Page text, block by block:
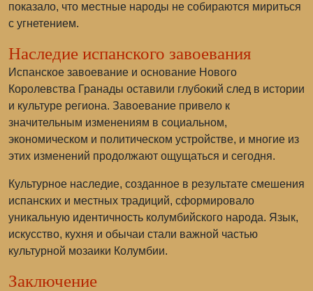
показало, что местные народы не собираются мириться
с угнетением.
Наследие испанского завоевания
Испанское завоевание и основание Нового
Королевства Гранады оставили глубокий след в истории
и культуре региона. Завоевание привело к
значительным изменениям в социальном,
экономическом и политическом устройстве, и многие из
этих изменений продолжают ощущаться и сегодня.
Культурное наследие, созданное в результате смешения
испанских и местных традиций, сформировало
уникальную идентичность колумбийского народа. Язык,
искусство, кухня и обычаи стали важной частью
культурной мозаики Колумбии.
Заключение